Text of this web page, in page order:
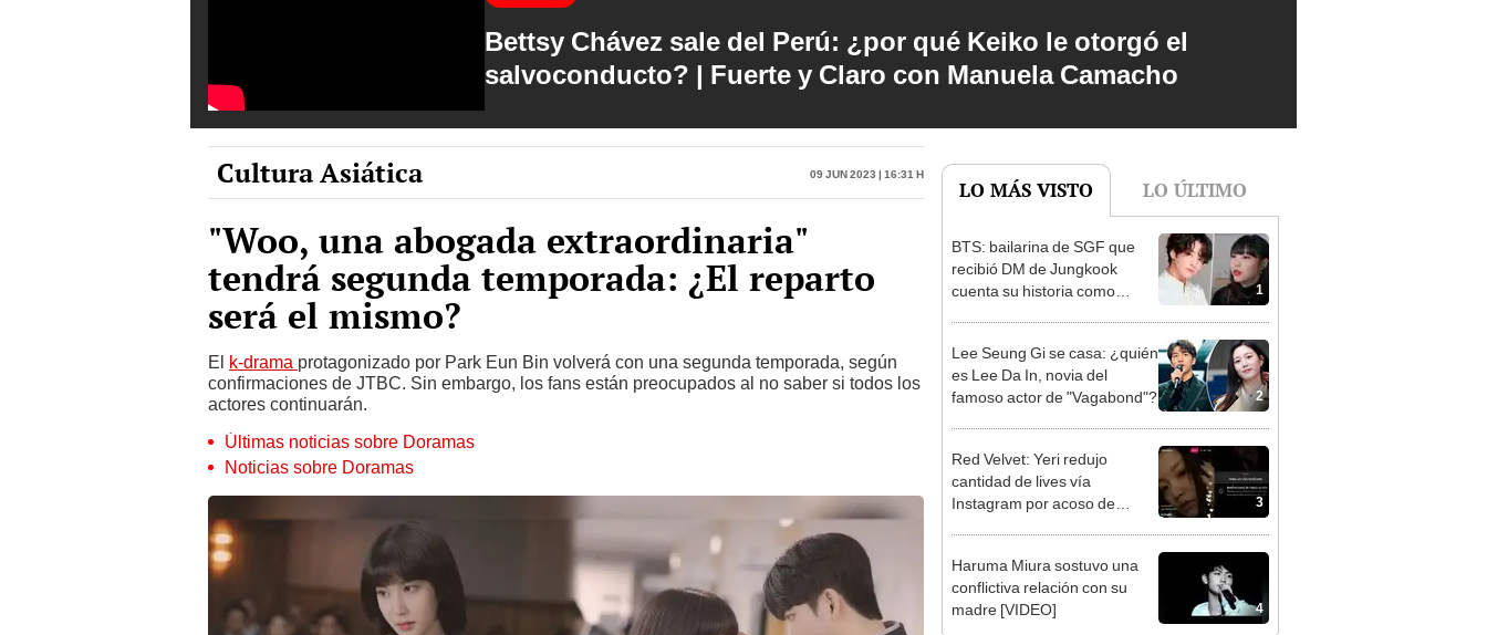
Bettsy Chávez sale del Perú: ¿por qué Keiko le otorgó el
salvoconducto? | Fuerte y Claro con Manuela Camacho
Cultura Asiática 09 Jun 2023 | 16:31 h
"Woo, una abogada extraordinaria"
tendrá segunda temporada: ¿El reparto
será el mismo?
El k-drama protagonizado por Park Eun Bin volverá con una segunda temporada, según
confirmaciones de JTBC. Sin embargo, los fans están preocupados al no saber si todos los
actores continuarán.
Últimas noticias sobre Doramas
Noticias sobre Doramas
LO MÁS VISTO LO ÚLTIMO
1
BTS: bailarina de SGF que
recibió DM de Jungkook
cuenta su historia como
2
Lee Seung Gi se casa: ¿quién
es Lee Da In, novia del
famoso actor de "Vagabond"?
3
Red Velvet: Yeri redujo
cantidad de lives vía
Instagram por acoso de
4
Haruma Miura sostuvo una
conflictiva relación con su
madre [VIDEO]